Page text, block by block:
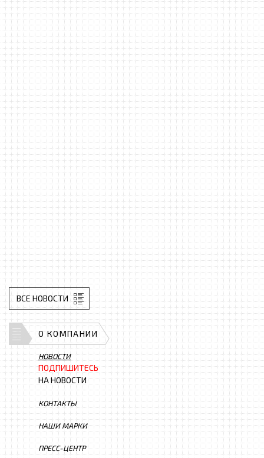
ВСЕ НОВОСТИ
О КОМПАНИИ
НОВОСТИ
ПОДПИШИТЕСЬ
НА НОВОСТИ
КОНТАКТЫ
НАШИ МАРКИ
ПРЕСС-ЦЕНТР